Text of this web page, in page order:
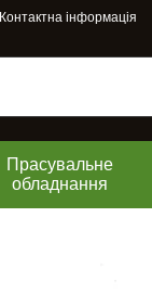
Контактна інформація
Прасувальне
обладнання